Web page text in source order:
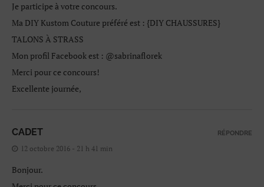
Je participe à votre concours.
Ma DIY Kustom Couture préféré est : {DIY CHAUSSURES}
TALONS À STRASS
Mon profil Facebook est : @sabrinaflorek
Merci pour ce concours!
Excellente journée,
CADET
12 octobre 2016 - 21 h 41 min
Bonjour.
RÉPONDRE